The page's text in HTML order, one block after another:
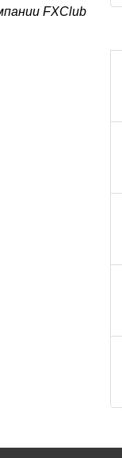
FXClub